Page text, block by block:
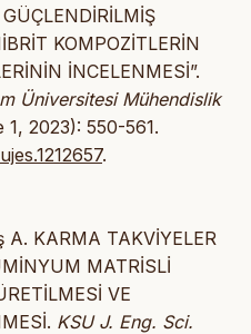
KOMPOZİTLERİN
İNCELENMESİ”.
Üniversitesi Mühendislik
2023): 550-561.
.
A. KARMA TAKVİYELER
MATRİSLİ
VE
KSU J. Eng. Sci.